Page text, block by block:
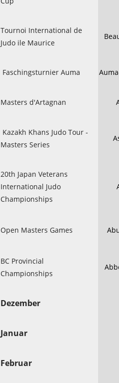
Tournoi International de
Judo ile Maurice
Faschingsturnier Auma
Masters d'Artagnan
Kazakh Khans Judo Tour -
Masters Series
20th Japan Veterans
International Judo
Championships
Open Masters Games
BC Provincial
Championships
Dezember
Januar
Februar